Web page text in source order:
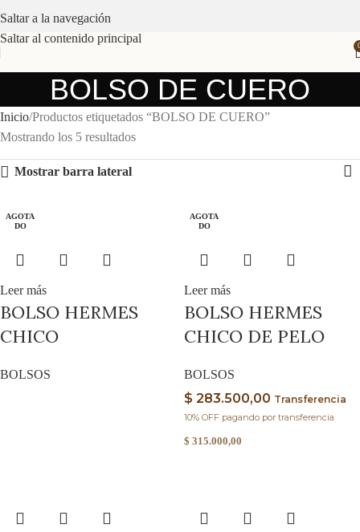
Saltar a la navegación
Saltar al contenido principal
BOLSO DE CUERO
Inicio Productos etiquetados “BOLSO DE CUERO”
Mostrando los 5 resultados
Mostrar barra lateral
AGOTA
DO
Leer más
BOLSO HERMES
CHICO
BOLSOS
AGOTA
DO
Leer más
BOLSO HERMES
CHICO DE PELO
BOLSOS
$ 283.500,00 Transferencia
10% OFF pagando por transferencia
$ 315.000,00
AGOTA
DO